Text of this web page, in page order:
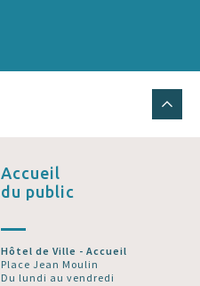
Accueil
du public
Hôtel de Ville - Accueil
Place Jean Moulin
Du lundi au vendredi